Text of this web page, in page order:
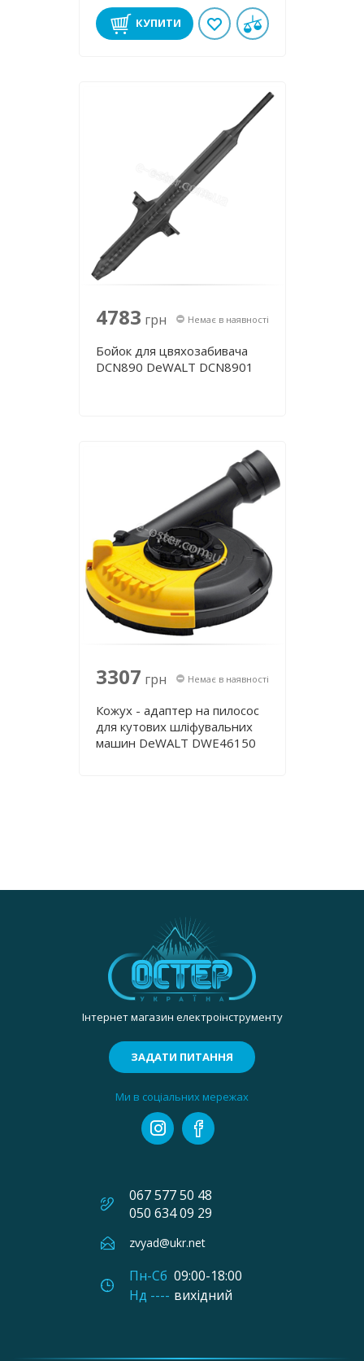
КУПИТИ
4783 грн Немає в наявності
Бойок для цвяхозабивача
DCN890 DеWALT DCN8901
3307 грн Немає в наявності
Кожух - адаптер на пилосос
для кутових шліфувальних
машин DeWALT DWE46150
Інтернет магазин електроінструменту
ЗАДАТИ ПИТАННЯ
Ми в соціальних мережах
067 577 50 48
050 634 09 29
zvyad@ukr.net
Пн-Сб 09:00-18:00
Нд ---- вихідний